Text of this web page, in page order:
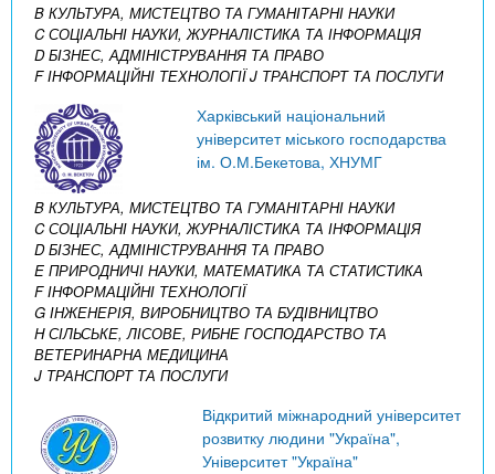
B КУЛЬТУРА, МИСТЕЦТВО ТА ГУМАНІТАРНІ НАУКИ
C СОЦІАЛЬНІ НАУКИ, ЖУРНАЛІСТИКА ТА ІНФОРМАЦІЯ
D БІЗНЕС, АДМІНІСТРУВАННЯ ТА ПРАВО
F ІНФОРМАЦІЙНІ ТЕХНОЛОГІЇJ ТРАНСПОРТ ТА ПОСЛУГИ
Харківський національний
університет міського господарства
ім. О.М.Бекетова, ХНУМГ
B КУЛЬТУРА, МИСТЕЦТВО ТА ГУМАНІТАРНІ НАУКИ
C СОЦІАЛЬНІ НАУКИ, ЖУРНАЛІСТИКА ТА ІНФОРМАЦІЯ
D БІЗНЕС, АДМІНІСТРУВАННЯ ТА ПРАВО
E ПРИРОДНИЧІ НАУКИ, МАТЕМАТИКА ТА СТАТИСТИКА
F ІНФОРМАЦІЙНІ ТЕХНОЛОГІЇ
G ІНЖЕНЕРІЯ, ВИРОБНИЦТВО ТА БУДІВНИЦТВО
H СІЛЬСЬКЕ, ЛІСОВЕ, РИБНЕ ГОСПОДАРСТВО ТА
ВЕТЕРИНАРНА МЕДИЦИНА
J ТРАНСПОРТ ТА ПОСЛУГИ
Відкритий міжнародний університет
розвитку людини "Україна",
Університет "Україна"